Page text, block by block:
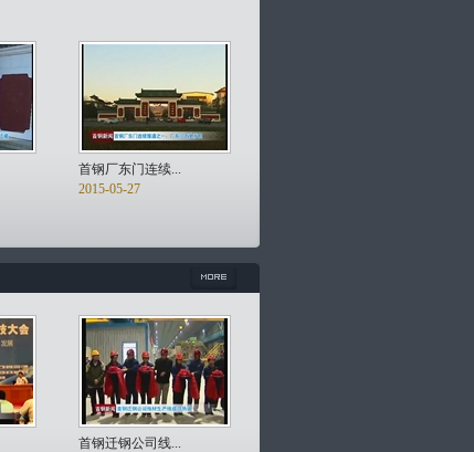
首钢厂东门连续...
2015-05-27
首钢迁钢公司线...